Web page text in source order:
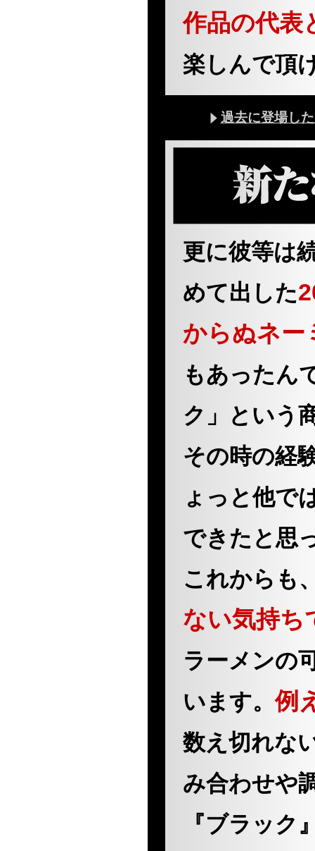
作品の代表
楽しんで頂
過去に登場し
更に彼等は
めて出した
からぬネー
もあったん
ク」という
その時の経
ょっと他で
できたと思
これからも
ない気持ち
ラーメンの
います。例
数え切れな
み合わせや
『ブラック